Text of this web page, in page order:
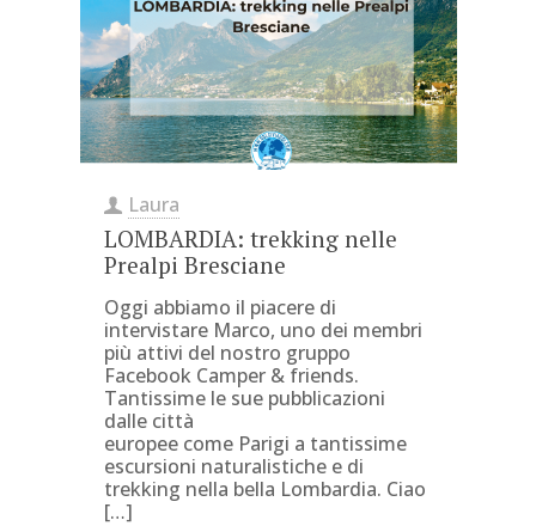
Laura
LOMBARDIA: trekking nelle
Prealpi Bresciane
Oggi abbiamo il piacere di
intervistare Marco, uno dei membri
più attivi del nostro gruppo
Facebook Camper & friends.
Tantissime le sue pubblicazioni
dalle città
europee come Parigi a tantissime
escursioni naturalistiche e di
trekking nella bella Lombardia. Ciao
[…]